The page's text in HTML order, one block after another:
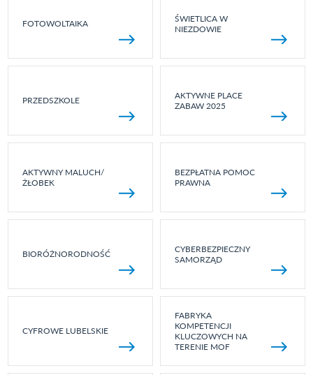
FOTOWOLTAIKA
ŚWIETLICA W
NIEZDOWIE
PRZEDSZKOLE
AKTYWNE PLACE
ZABAW 2025
AKTYWNY MALUCH/
ŻŁOBEK
BEZPŁATNA POMOC
PRAWNA
BIORÓŻNORODNOŚĆ
CYBERBEZPIECZNY
SAMORZĄD
CYFROWE LUBELSKIE
FABRYKA
KOMPETENCJI
KLUCZOWYCH NA
TERENIE MOF